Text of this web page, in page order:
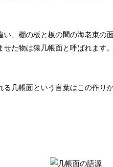
い、棚の板と板の間の海老束の
せた物は猿几帳面と呼ばれます。
る几帳面という言葉はこの作り